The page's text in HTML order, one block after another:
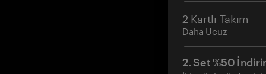
2 Kartlı Takım
Daha Ucuz
2. Set %50